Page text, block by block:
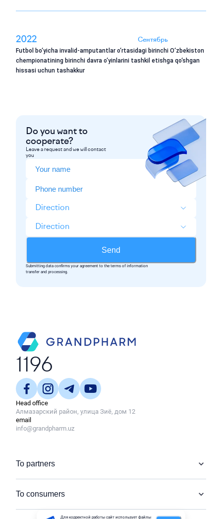
2022 Сентябрь
Futbol bo‘yicha invalid-amputantlar o‘rtasidagi birinchi O‘zbekiston
chempionatining birinchi davra o‘yinlarini tashkil etishga qo‘shgan
hissasi uchun tashakkur
Do you want to
cooperate?
Leave a request and we will contact
you
Direction
Direction
Send
Submitting data confirms your agreement to the terms of information
transfer and processing.
1196
Head office
Алмазарский район, улица Зиё, дом 12
email
info@grandpharm.uz
To partners
To consumers
Для корректной работы сайт использует файлы